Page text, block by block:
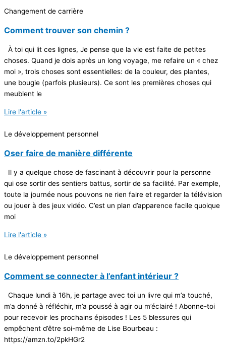
Changement de carrière
Comment trouver son chemin ?
À toi qui lit ces lignes, Je pense que la vie est faite de petites
choses. Quand je dois après un long voyage, me refaire un « chez
moi », trois choses sont essentielles: de la couleur, des plantes,
une bougie (parfois plusieurs). Ce sont les premières choses qui
meublent le
Lire l'article »
Le développement personnel
Oser faire de manière différente
Il y a quelque chose de fascinant à découvrir pour la personne
qui ose sortir des sentiers battus, sortir de sa facilité. Par exemple,
toute la journée nous pouvons ne rien faire et regarder la télévision
ou jouer à des jeux vidéo. C’est un plan d’apparence facile quoique
moi
Lire l'article »
Le développement personnel
Comment se connecter à l’enfant intérieur ?
Chaque lundi à 16h, je partage avec toi un livre qui m’a touché,
m’a donné à réfléchir, m’a poussé à agir ou m’éclairé ! Abonne-toi
pour recevoir les prochains épisodes ! Les 5 blessures qui
empêchent d’être soi-même de Lise Bourbeau :
https://amzn.to/2pkHGr2